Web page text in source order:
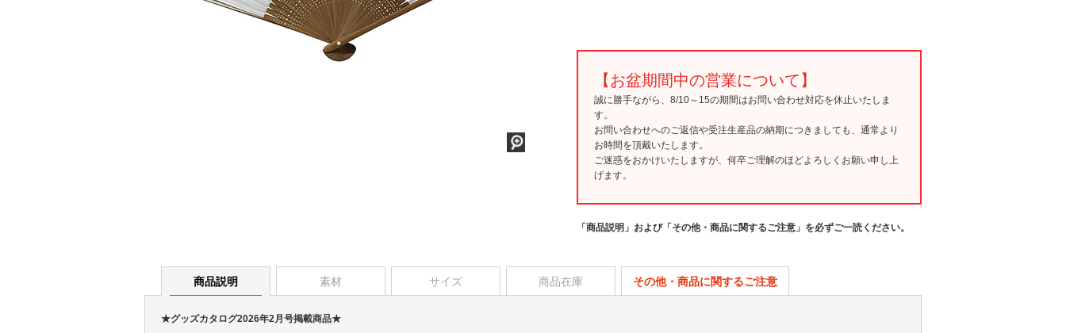
【お盆期間中の営業について】
誠に勝手ながら、8/10～15の期間はお問い合わせ対応を休止いたしま
す。
お問い合わせへのご返信や受注生産品の納期につきましても、通常より
お時間を頂戴いたします。
ご迷惑をおかけいたしますが、何卒ご理解のほどよろしくお願い申し上
げます。
「商品説明」および「その他・商品に関するご注意」を必ずご一読ください。
商品説明 素材 サイズ 商品在庫 その他・商品に関するご注意
★グッズカタログ2026年2月号掲載商品★